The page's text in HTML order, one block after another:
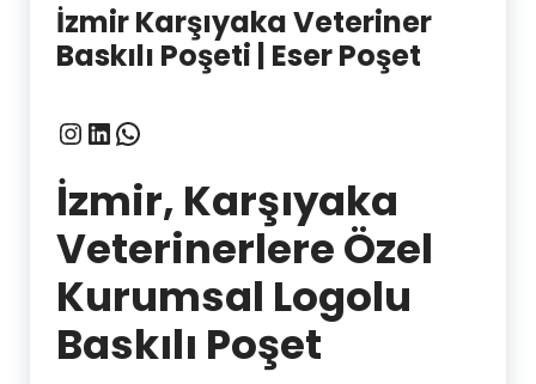
İzmir Karşıyaka Veteriner
Baskılı Poşeti | Eser Poşet
Instagram
LinkedIn
WhatsApp
İzmir, Karşıyaka
Veterinerlere Özel
Kurumsal Logolu
Baskılı Poşet